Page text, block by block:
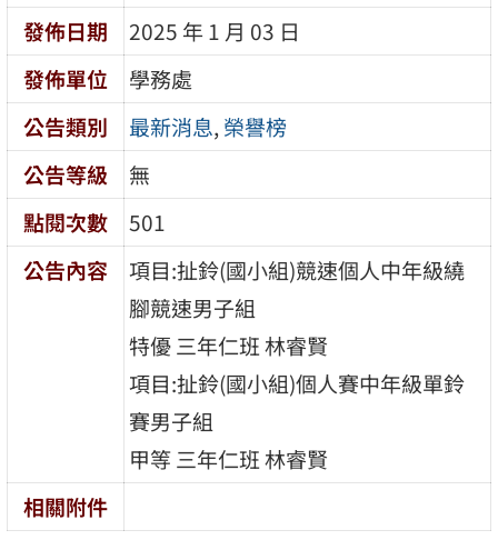
發佈日期
2025 年 1 月 03 日
發佈單位
學務處
公告類別
最新消息,榮譽榜
公告等級
無
點閱次數
501
公告內容
項目:扯鈴(國小組)競速個人中年級繞
腳競速男子組
特優 三年仁班 林睿賢
項目:扯鈴(國小組)個人賽中年級單鈴
賽男子組
甲等 三年仁班 林睿賢
相關附件